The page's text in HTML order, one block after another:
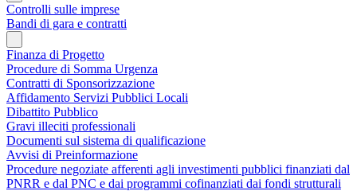
Controlli sulle imprese
Bandi di gara e contratti
Finanza di Progetto
Procedure di Somma Urgenza
Contratti di Sponsorizzazione
Affidamento Servizi Pubblici Locali
Dibattito Pubblico
Gravi illeciti professionali
Documenti sul sistema di qualificazione
Avvisi di Preinformazione
Procedure negoziate afferenti agli investimenti pubblici finanziati dal
PNRR e dal PNC e dai programmi cofinanziati dai fondi strutturali